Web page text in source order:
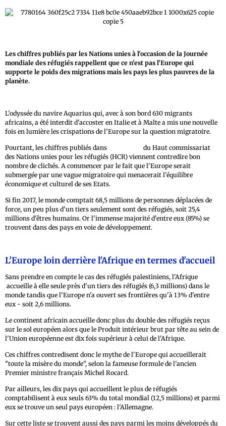
Les chiffres publiés par les Nations unies à l'occasion de la Journée
mondiale des réfugiés rappellent que ce n'est pas l'Europe qui
supporte le poids des migrations mais les pays les plus pauvres de la
planète.
L'odyssée du navire Aquarius qui, avec à son bord 630 migrants
africains, a été interdit d'accoster en Italie et à Malte a mis une nouvelle
fois en lumière les crispations de l'Europe sur la question migratoire.
Pourtant, les chiffres publiés dans
du Haut commissariat
des Nations unies pour les réfugiés (HCR) viennent contredire bon
nombre de clichés. A commencer par le fait que l'Europe serait
submergée par une vague migratoire qui menacerait l'équilibre
économique et culturel de ses Etats.
Si fin 2017, le monde comptait 68,5 millions de personnes déplacées de
force, un peu plus d'un tiers seulement sont des réfugiés, soit 25,4
millions d'êtres humains. Or l'immense majorité d'entre eux (85%) se
trouvent dans des pays en voie de développement.
L'Europe loin derrière l'Afrique en termes d'accueil
Sans prendre en compte le cas des réfugiés palestiniens, l'Afrique
accueille à elle seule près d'un tiers des réfugiés (6,3 millions) dans le
monde tandis que l'Europe n'a ouvert ses frontières qu'à 13% d'entre
eux - soit 2,6 millions.
Le continent africain accueille donc plus du double des réfugiés reçus
sur le sol européen alors que le Produit intérieur brut par tête au sein de
l'Union européenne est dix fois supérieur à celui de l'Afrique.
Ces chiffres contredisent donc le mythe de l'Europe qui accueillerait
"toute la misère du monde", selon la fameuse formule de l'ancien
Premier ministre français Michel Rocard.
Par ailleurs, les dix pays qui accueillent le plus de réfugiés
comptabilisent à eux seuls 63% du total mondial (12,5 millions) et parmi
eux se trouve un seul pays européen : l'Allemagne.
Sur cette liste se trouvent aussi des pays parmi les moins développés du